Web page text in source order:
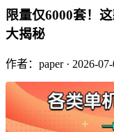
限量仅6000套！
大揭秘
作者：paper· 2026-